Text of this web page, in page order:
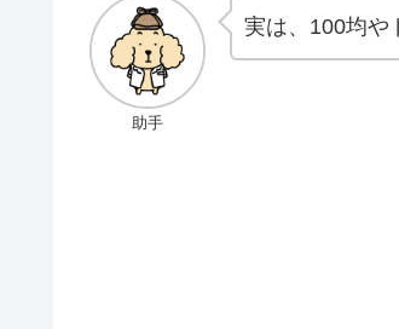
助手
実は、100均や